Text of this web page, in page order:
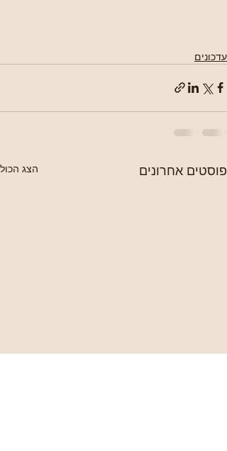
עדכונים
פוסטים אחרונים הצג הכול